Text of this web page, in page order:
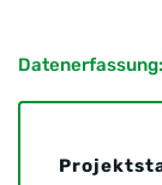
Datenerfassung: